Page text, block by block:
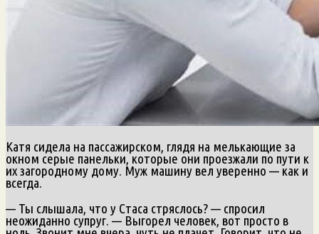
Катя сидела на пассажирском, глядя на мелькающие за
окном серые панельки, которые они проезжали по пути к
их загородному дому. Муж машину вел уверенно — как и
всегда.
— Ты слышала, что у Стаса стряслось? — спросил
неожиданно супруг. — Выгорел человек, вот просто в